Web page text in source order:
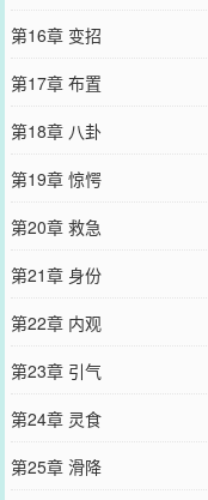
第16章 变招
第17章 布置
第18章 八卦
第19章 惊愕
第20章 救急
第21章 身份
第22章 内观
第23章 引气
第24章 灵食
第25章 滑降